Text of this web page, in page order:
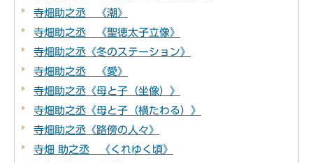
寺畑助之丞 《潮》
寺畑助之丞 《聖徳太子立像》
寺畑助之丞《冬のステーション》
寺畑助之丞 《愛》
寺畑助之丞《母と子（坐像）》
寺畑助之丞《母と子（横たわる）》
寺畑助之丞《路傍の人々》
寺畑 助之丞 《くれゆく頃》